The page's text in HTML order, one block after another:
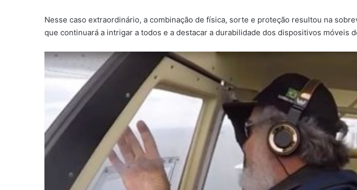
Nesse caso extraordinário, a combinação de física, sorte e proteção resultou na
que continuará a intrigar a todos e a destacar a durabilidade dos dispositivos móveis